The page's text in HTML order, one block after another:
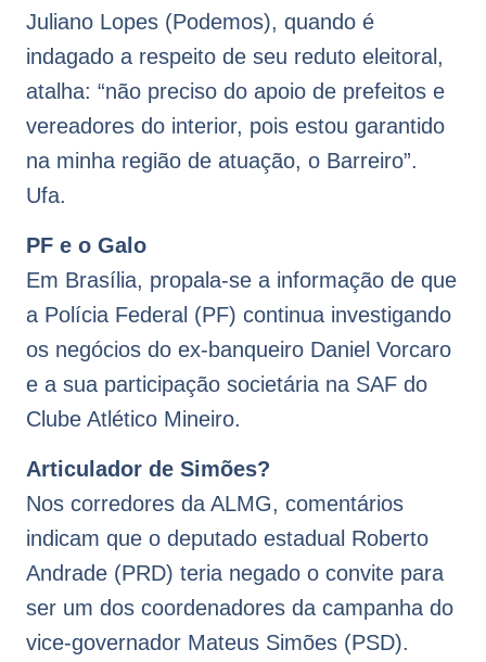
Juliano Lopes (Podemos), quando é
indagado a respeito de seu reduto eleitoral,
atalha: “não preciso do apoio de prefeitos e
vereadores do interior, pois estou garantido
na minha região de atuação, o Barreiro”.
Ufa.
PF e o Galo
Em Brasília, propala-se a informação de que
a Polícia Federal (PF) continua investigando
os negócios do ex-banqueiro Daniel Vorcaro
e a sua participação societária na SAF do
Clube Atlético Mineiro.
Articulador de Simões?
Nos corredores da ALMG, comentários
indicam que o deputado estadual Roberto
Andrade (PRD) teria negado o convite para
ser um dos coordenadores da campanha do
vice-governador Mateus Simões (PSD).